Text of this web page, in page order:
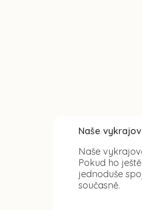
Naše
Naše
Pokud ho
jednoduše
současně.